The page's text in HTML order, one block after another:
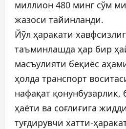
миллион 480 минг сўм
жазоси тайинланди.
Йўл ҳаракати
таъминлашда ҳар бир
масъулияти беқиёс
ҳолда транспорт
нафақат қонунбузарлик,
ҳаёти ва соғлиғига
туғдирувчи хатти-